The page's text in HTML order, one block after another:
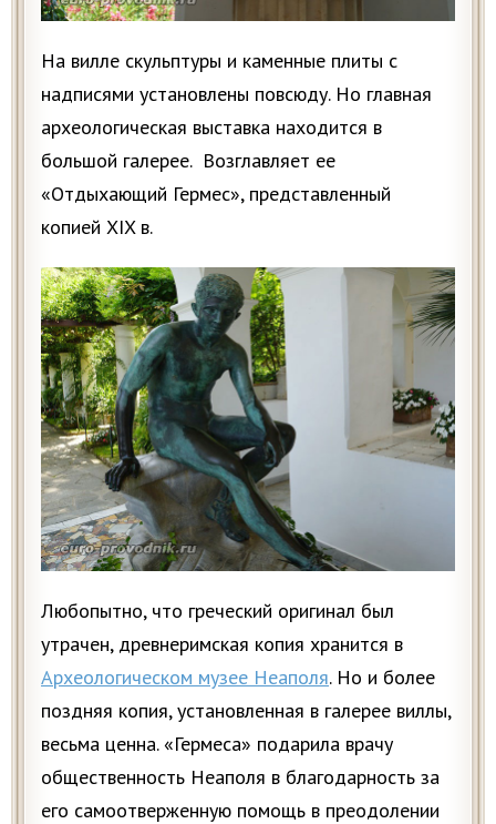
На вилле скульптуры и каменные плиты с
надписями установлены повсюду. Но главная
археологическая выставка находится в
большой галерее. Возглавляет ее
«Отдыхающий Гермес», представленный
копией XIX в.
Любопытно, что греческий оригинал был
утрачен, древнеримская копия хранится в
Археологическом музее Неаполя. Но и более
поздняя копия, установленная в галерее виллы,
весьма ценна. «Гермеса» подарила врачу
общественность Неаполя в благодарность за
его самоотверженную помощь в преодолении